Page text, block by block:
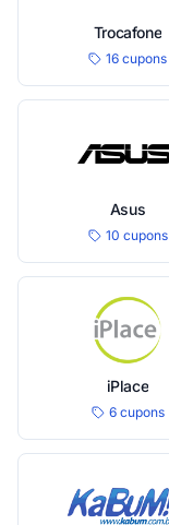
Trocafone
16 cupons
Asus
10 cupons
iPlace
6 cupons